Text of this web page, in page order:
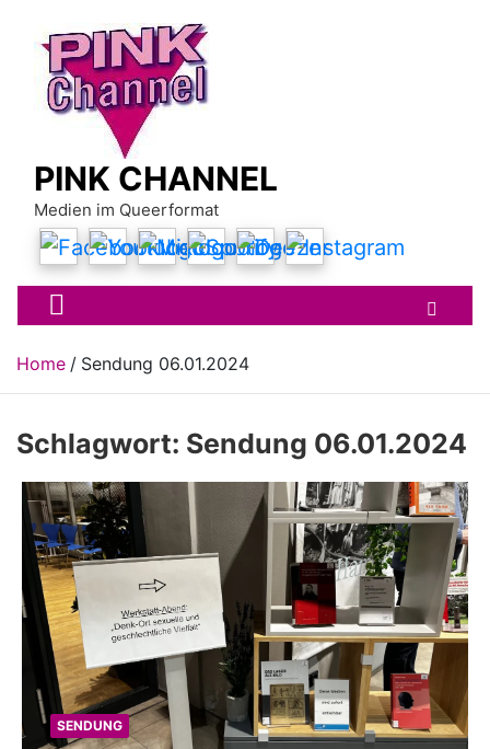
content
PINK CHANNEL
Medien im Queerformat
Home Sendung 06.01.2024
Schlagwort: Sendung 06.01.2024
SENDUNG